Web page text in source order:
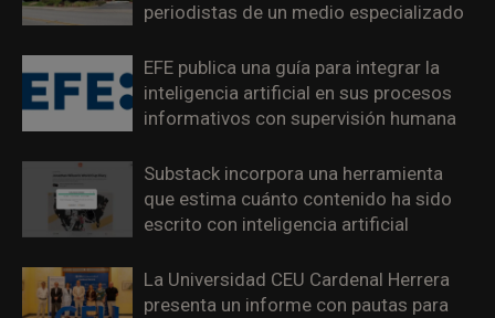
periodistas de un medio especializado
EFE publica una guía para integrar la
inteligencia artificial en sus procesos
informativos con supervisión humana
Substack incorpora una herramienta
que estima cuánto contenido ha sido
escrito con inteligencia artificial
La Universidad CEU Cardenal Herrera
presenta un informe con pautas para